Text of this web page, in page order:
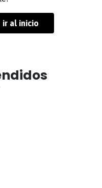
ir al inicio